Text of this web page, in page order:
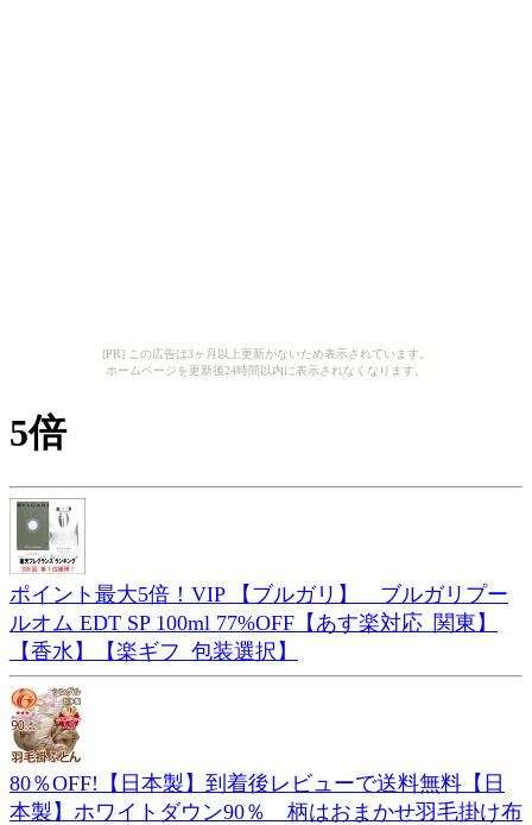
[PR] この広告は3ヶ月以上更新がないため表示されています。
ホームページを更新後24時間以内に表示されなくなります。
5倍
ポイント最大5倍！VIP 【ブルガリ】 ブルガリプー
ルオム EDT SP 100ml 77%OFF【あす楽対応_関東】
【香水】【楽ギフ_包装選択】
80％OFF!【日本製】到着後レビューで送料無料【日
本製】ホワイトダウン90％ 柄はおまかせ羽毛掛け布